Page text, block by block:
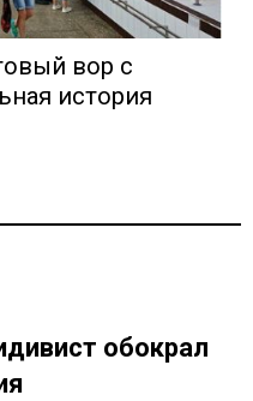
вор с
история
обокрал